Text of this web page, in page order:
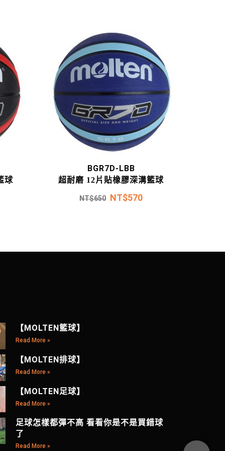
球
BGR7D-LBB
超耐磨 12片貼橡膠深溝籃球
NT$650 NT$570
【MOLTEN籃球】
Read More »
【MOLTEN排球】
Read More »
【MOLTEN足球】
Read More »
足球怎樣都彈不高 看看你是不是買錯球
了
Read More »